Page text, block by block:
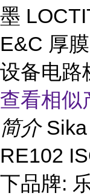
墨
E&C 厚
设备电路
查看相
简介
RE102
下品牌: